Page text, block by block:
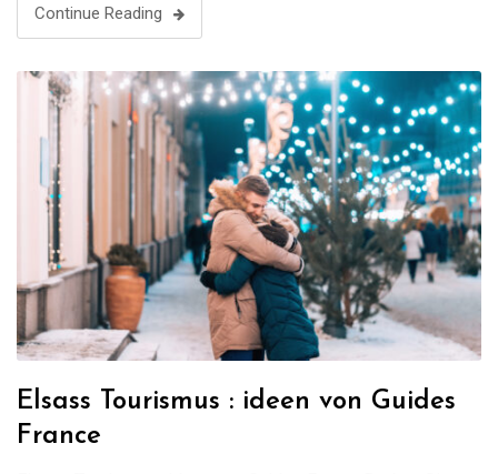
malerischen Stränden und ihrer charmanten …
Continue Reading
Elsass Tourismus : ideen von Guides
France